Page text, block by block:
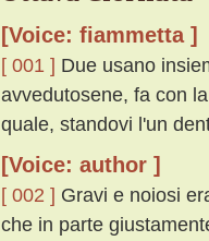
[Voice: fiammetta ]
[ 001 ] Due usano
avvedutosene, fa con
quale, standovi l'un
[Voice: author ]
[ 002 ] Gravi e noiosi
che in parte